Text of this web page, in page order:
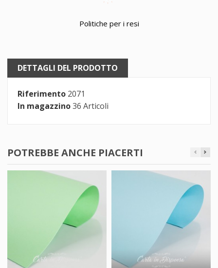
Politiche per i resi
DETTAGLI DEL PRODOTTO
Riferimento 2071
In magazzino36 Articoli
POTREBBE ANCHE PIACERTI